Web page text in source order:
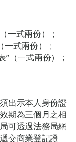
一式兩份）；
一式兩份）；
”（一式兩份）；
出示本人身份證
期為三個月之相
可透過法務局網
交商業登記證